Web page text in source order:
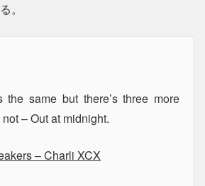
。
the same but there’s three more
not – Out at midnight.
– Charli XCX